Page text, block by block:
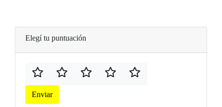
Elegí tu puntuación
Enviar